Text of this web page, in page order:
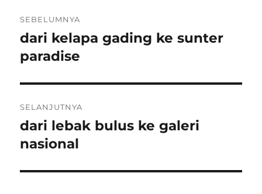
pos
SEBELUMNYA
Pos
sebelumnya:
dari kelapa gading ke sunter
paradise
SELANJUTNYA
Pos
berikutnya:
dari lebak bulus ke galeri
nasional